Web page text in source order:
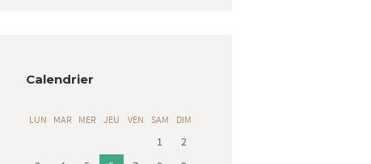
Calendrier
LUN MAR MER JEU VEN SAM DIM
1
2